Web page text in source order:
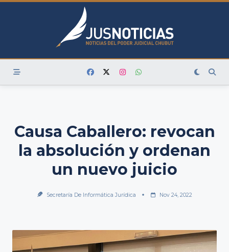
Skip
Causa Caballero: revocan
la absolución y ordenan
un nuevo juicio
Secretaría De Informática Jurídica Nov 24, 2022